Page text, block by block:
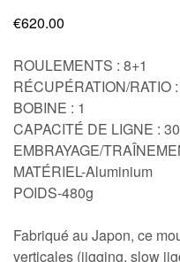
€620.00
ROULEMENTS : 8+1
RÉCUPÉRATION/RATIO :
BOBINE : 1
CAPACITÉ DE LIGNE :
EMBRAYAGE/
MATÉRIEL-Aluminium
POIDS-480g
Fabriqué au Japon, ce
verticales (jigging, slow